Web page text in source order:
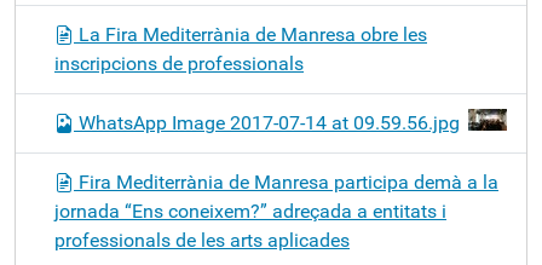
La Fira Mediterrània de Manresa obre les
inscripcions de professionals
WhatsApp Image 2017-07-14 at 09.59.56.jpg
Fira Mediterrània de Manresa participa demà a la
jornada “Ens coneixem?” adreçada a entitats i
professionals de les arts aplicades